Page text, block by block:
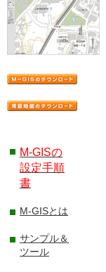
M-GISの
設定手順
書
M-GISとは
サンプル＆
ツール